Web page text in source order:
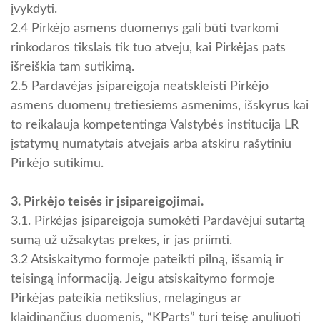
įvykdyti.
2.4 Pirkėjo asmens duomenys gali būti tvarkomi
rinkodaros tikslais tik tuo atveju, kai Pirkėjas pats
išreiškia tam sutikimą.
2.5 Pardavėjas įsipareigoja neatskleisti Pirkėjo
asmens duomenų tretiesiems asmenims, išskyrus kai
to reikalauja kompetentinga Valstybės institucija LR
įstatymų numatytais atvejais arba atskiru rašytiniu
Pirkėjo sutikimu.
3. Pirkėjo teisės ir įsipareigojimai.
3.1. Pirkėjas įsipareigoja sumokėti Pardavėjui sutartą
sumą už užsakytas prekes, ir jas priimti.
3.2 Atsiskaitymo formoje pateikti pilną, išsamią ir
teisingą informaciją. Jeigu atsiskaitymo formoje
Pirkėjas pateikia netikslius, melagingus ar
klaidinančius duomenis, “KParts” turi teisę anuliuoti